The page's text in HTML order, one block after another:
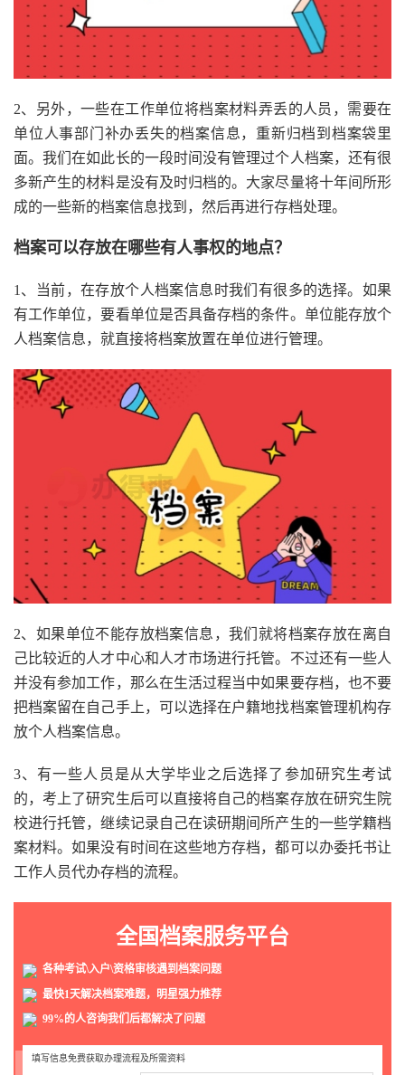
2、另外，一些在工作单位将档案材料弄丢的人员，需要在
单位人事部门补办丢失的档案信息，重新归档到档案袋里
面。我们在如此长的一段时间没有管理过个人档案，还有很
多新产生的材料是没有及时归档的。大家尽量将十年间所形
成的一些新的档案信息找到，然后再进行存档处理。
档案可以存放在哪些有人事权的地点？
1、当前，在存放个人档案信息时我们有很多的选择。如果
有工作单位，要看单位是否具备存档的条件。单位能存放个
人档案信息，就直接将档案放置在单位进行管理。
2、如果单位不能存放档案信息，我们就将档案存放在离自
己比较近的人才中心和人才市场进行托管。不过还有一些人
并没有参加工作，那么在生活过程当中如果要存档，也不要
把档案留在自己手上，可以选择在户籍地找档案管理机构存
放个人档案信息。
3、有一些人员是从大学毕业之后选择了参加研究生考试
的，考上了研究生后可以直接将自己的档案存放在研究生院
校进行托管，继续记录自己在读研期间所产生的一些学籍档
案材料。如果没有时间在这些地方存档，都可以办委托书让
工作人员代办存档的流程。
全国档案服务平台
各种考试\入户\资格审核遇到档案问题
最快1天解决档案难题，明星强力推荐
99%的人咨询我们后都解决了问题
填写信息免费获取办理流程及所需资料